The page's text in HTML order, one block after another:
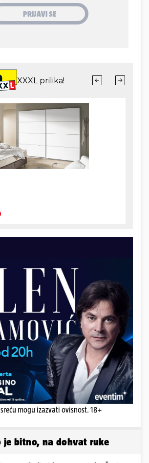
tamošnja sveučilišta svaki peti
od studija zbog previsokih
mogu izazvati ovisnost. 18+
je bitno, na dohvat ruke